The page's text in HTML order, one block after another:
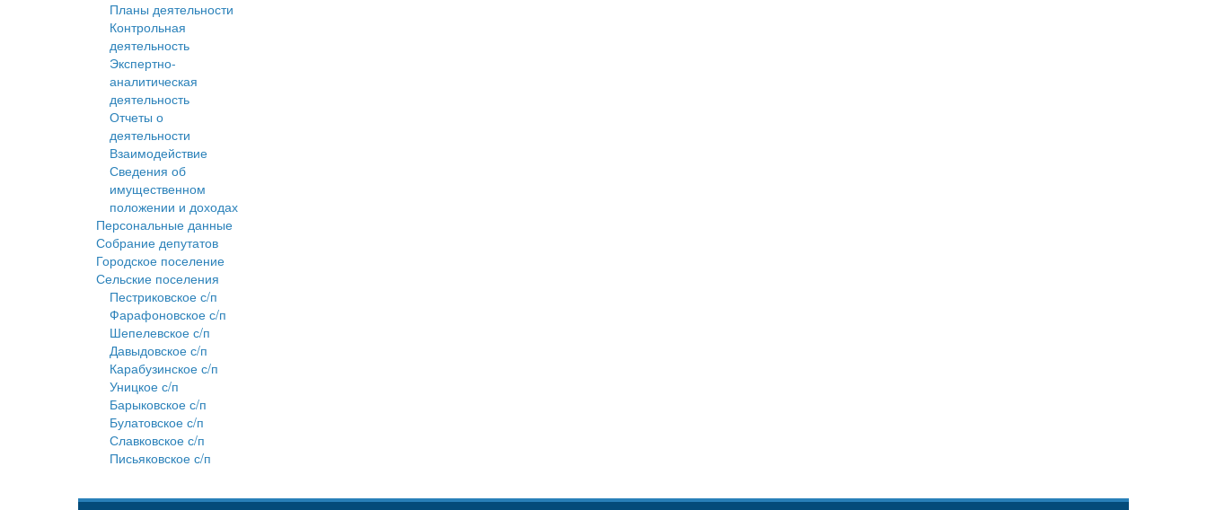
Планы деятельности
Контрольная
деятельность
Экспертно-
аналитическая
деятельность
Отчеты о
деятельности
Взаимодействие
Сведения об
имущественном
положении и доходах
Персональные данные
Собрание депутатов
Городское поселение
Сельские поселения
Пестриковское с/п
Фарафоновское с/п
Шепелевское с/п
Давыдовское с/п
Карабузинское с/п
Уницкое с/п
Барыковское с/п
Булатовское с/п
Славковское с/п
Письяковское с/п